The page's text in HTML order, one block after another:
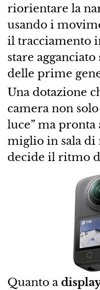
riorientare la
usando i
il tracciamento
stare
delle prime
Una dotazione
camera non solo
luce” ma pronta
miglio in sala di
decide il ritmo
Quanto a